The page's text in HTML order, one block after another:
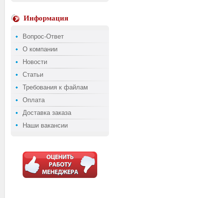
Информация
Вопрос-Ответ
О компании
Новости
Статьи
Требования к файлам
Оплата
Доставка заказа
Наши вакансии